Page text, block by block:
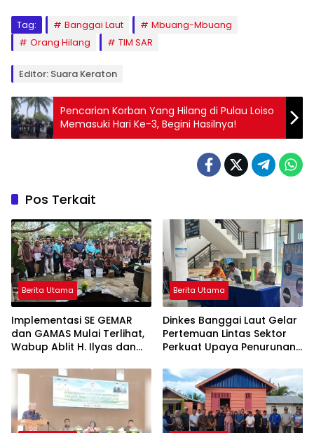
Tag: Banggai Laut
Mbuang-Mbuang
Orang Hilang
TIM SAR
Editor: Suara Keraton
Pencarian Korban Yang Hilang di Pulau Loiso
Memasuki Hari Ke-3, Begini Hasilnya!
Pos Terkait
Berita Utama
Implementasi SE GEMAR
dan GAMAS Mulai Terlihat,
Wabup Ablit H. Ilyas dan
Kompak Ambil Rapor Anak
Berita Utama
Dinkes Banggai Laut Gelar
Pertemuan Lintas Sektor
Perkuat Upaya Penurunan